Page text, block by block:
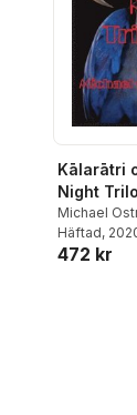
Kālarātri
Night
Michael
Häftad,
472 kr